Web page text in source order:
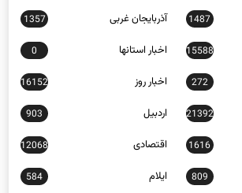
15588 اخبار استانها 0
272 اخبار روز 16152
21392 اردبیل 903
1616 اقتصادی 12068
809 ایلام 584
32 بوشهر 485